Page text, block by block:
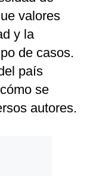
valores
y la
de casos.
país
se
autores.